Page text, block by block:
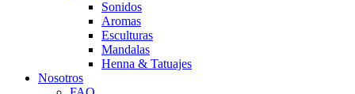
Sonidos
Aromas
Esculturas
Mandalas
Henna & Tatuajes
Nosotros